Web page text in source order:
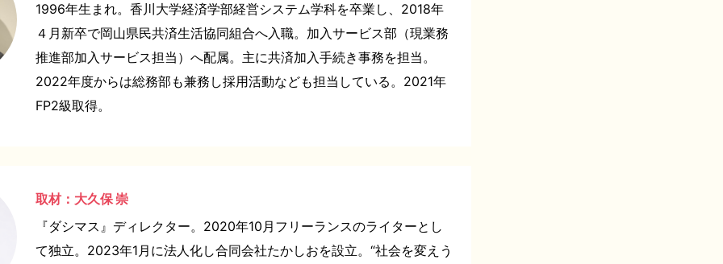
1996年生まれ。香川大学経済学部経営システム学科を卒業し、2018年
４月新卒で岡山県民共済生活協同組合へ入職。加入サービス部（現業務
推進部加入サービス担当）へ配属。主に共済加入手続き事務を担当。
2022年度からは総務部も兼務し採用活動なども担当している。2021年
FP2級取得。
取材：大久保 崇
『ダシマス』ディレクター。2020年10月フリーランスのライターとし
て独立。2023年1月に法人化し合同会社たかしおを設立。“社会を変えう